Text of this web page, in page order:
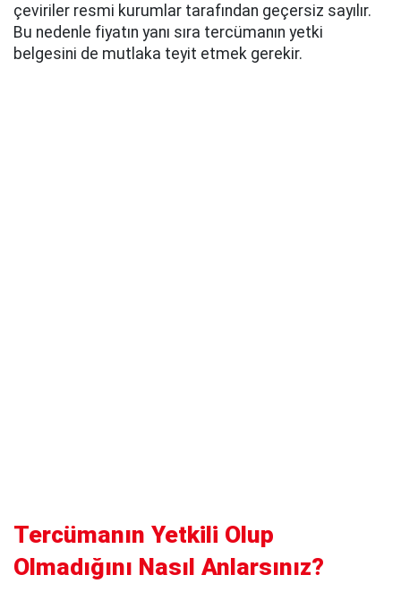
çeviriler resmi kurumlar tarafından geçersiz sayılır.
Bu nedenle fiyatın yanı sıra tercümanın yetki
belgesini de mutlaka teyit etmek gerekir.
Tercümanın Yetkili Olup
Olmadığını Nasıl Anlarsınız?